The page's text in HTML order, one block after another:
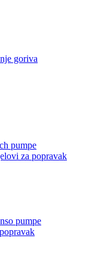
goriva
pumpe
za popravak
pumpe